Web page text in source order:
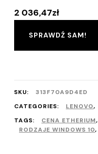
2 036,47zł
SPRAWDŹ SAM!
SKU:
313F70A9D4ED
CATEGORIES:
LENOVO,
TAGS:
CENA ETHERIUM,
RODZAJE WINDOWS 10,